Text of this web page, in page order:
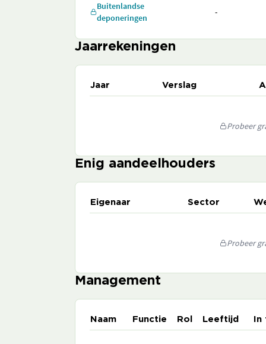
Buitenlandse
deponeringen
-
Jaarrekeningen
Jaar Verslag
Probeer
Enig aandeelhouders
Eigenaar Sector
Probeer
Management
Naam Functie Rol Leeftijd